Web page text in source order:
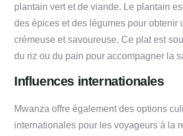
plantain vert et de viande. Le plantain
des épices et des légumes pour obtenir
crémeuse et savoureuse. Ce plat est
du riz ou du pain pour accompagner la
Influences internationales
Mwanza offre également des options
internationales pour les voyageurs à la